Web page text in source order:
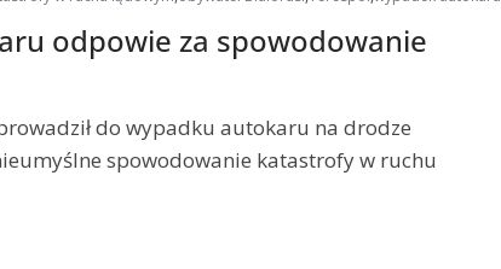
odpowie za spowodowanie
do wypadku autokaru na drodze
spowodowanie katastrofy w ruchu